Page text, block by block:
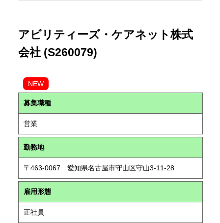
アビリティーズ・ケアネット株式
会社 (S260079)
NEW
募集職種
営業
勤務地
〒463-0067 愛知県名古屋市守山区守山3-11-28
雇用形態
正社員